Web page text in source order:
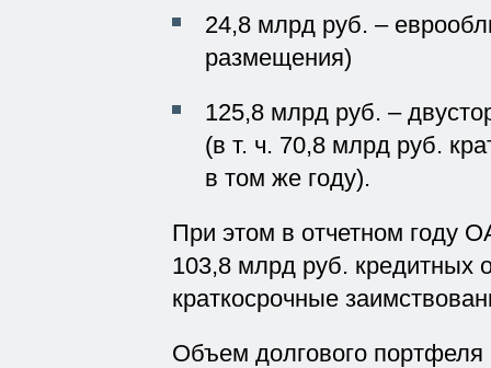
24,8 млрд руб. –
размещения)
125,8 млрд руб. –
(в т. ч. 70,8 млрд руб.
в том же году).
При этом в отчетном году
103,8 млрд руб. кредитных
краткосрочные
Объем долгового портфеля